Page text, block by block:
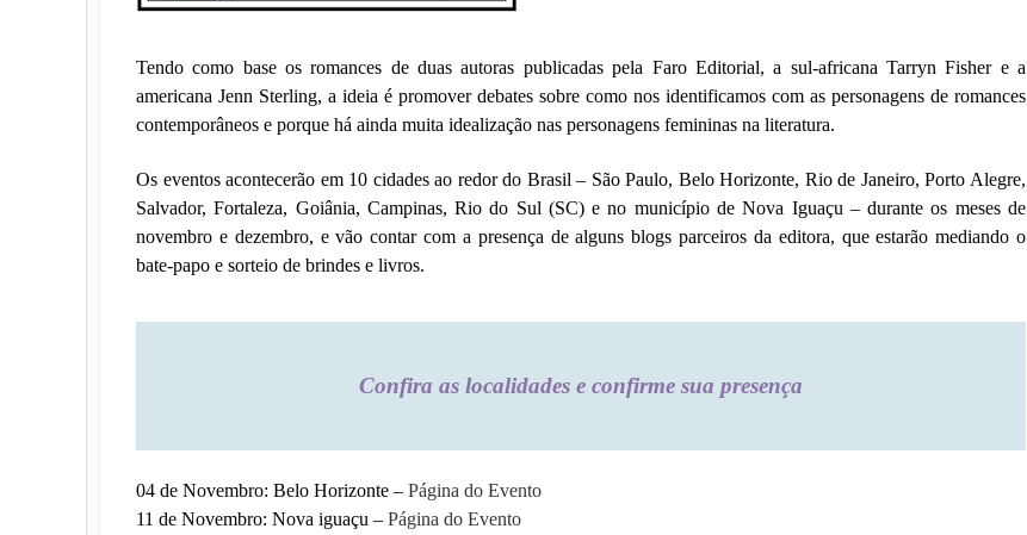
Tendo como base os romances de duas autoras publicadas pela Faro Editorial, a sul-africana Tarryn Fisher e a
americana Jenn Sterling, a ideia é promover debates sobre como nos identificamos com as personagens de romances
contemporâneos e porque há ainda muita idealização nas personagens femininas na literatura.
Os eventos acontecerão em 10 cidades ao redor do Brasil – São Paulo, Belo Horizonte, Rio de Janeiro, Porto Alegre,
Salvador, Fortaleza, Goiânia, Campinas, Rio do Sul (SC) e no município de Nova Iguaçu – durante os meses de
novembro e dezembro, e vão contar com a presença de alguns blogs parceiros da editora, que estarão mediando o
bate-papo e sorteio de brindes e livros.
Confira as localidades e confirme sua presença
04 de Novembro: Belo Horizonte – Página do Evento
11 de Novembro: Nova iguaçu – Página do Evento